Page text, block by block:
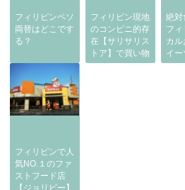
フィリピンペソ
両替はどこです
る？
フィリピン現地
のコンビニ的存
在【サリサリス
トア】で買い物
絶
フィ
カル
イー
フィリピンで人
気NO.１のファ
ストフード店
【ジョリビー】